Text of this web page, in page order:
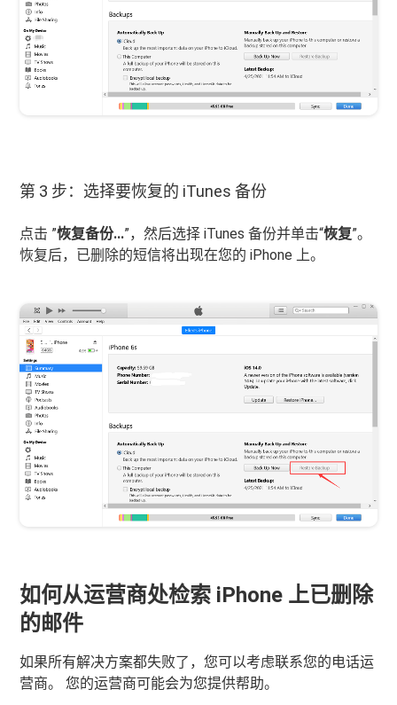
第 3 步：选择要恢复的 iTunes 备份
点击 ”恢复备份...”，然后选择 iTunes 备份并单击“恢复”。
恢复后，已删除的短信将出现在您的 iPhone 上。
如何从运营商处检索 iPhone 上已删除
的邮件
如果所有解决方案都失败了，您可以考虑联系您的电话运
营商。 您的运营商可能会为您提供帮助。